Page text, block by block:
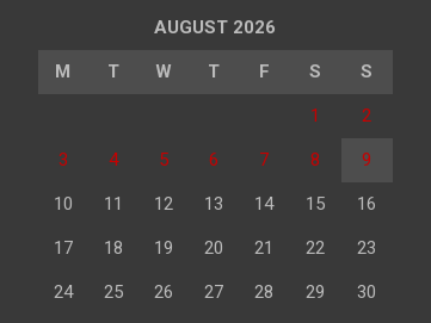
AUGUST 2026
M T W T F S S
1 2
3 4 5 6 7 8 9
10 11 12 13 14 15 16
17 18 19 20 21 22 23
24 25 26 27 28 29 30